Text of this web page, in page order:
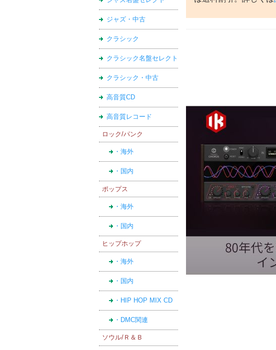
ジャズ・中古
クラシック
クラシック名盤セレクト
クラシック・中古
高音質CD
高音質レコード
ロック/パンク
・海外
・国内
ポップス
・海外
・国内
ヒップホップ
・海外
・国内
・HIP HOP MIX CD
・DMC関連
ソウル/Ｒ＆Ｂ